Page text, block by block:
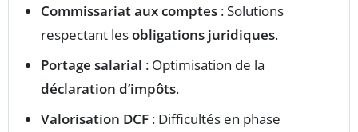
Commissariat aux comptes : Solutions
respectant lesobligations juridiques.
Portage salarial : Optimisation de la
déclaration d’impôts.
Valorisation DCF : Difficultés en phase